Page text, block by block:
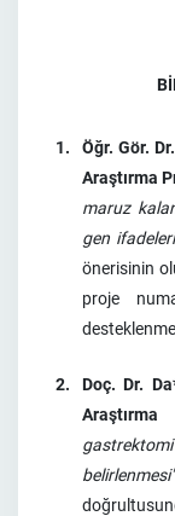
1. Öğr. Gör.
Araştırma
maruz
gen
önerisinin
proje
2. Doç. Dr.
gastrektomi
belirlenmesi"